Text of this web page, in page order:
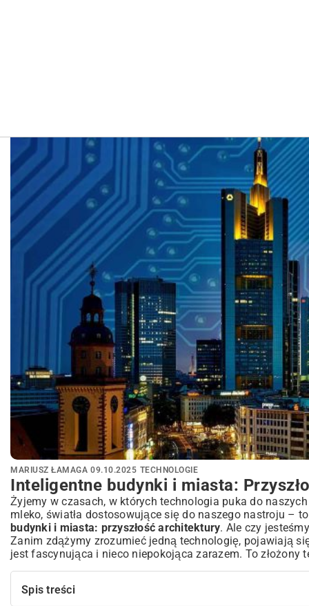
MARIUSZ ŁAMAGA 09.10.2025 TECHNOLOGIE
Inteligentne budynki i miasta:
Żyjemy w czasach, w których technologia puka do
mleko, światła dostosowujące się do naszego nastroju –
budynki i miasta: przyszłość architektury. Ale czy
Zanim zdążymy zrozumieć jedną technologię, pojawiają
jest fascynująca i nieco niepokojąca zarazem. To złożony
Spis treści